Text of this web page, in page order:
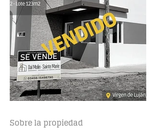
Sobre la propiedad